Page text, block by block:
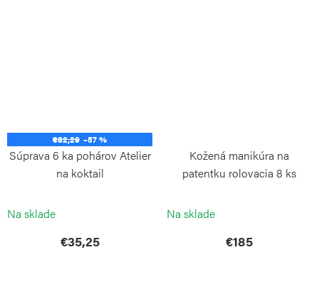
€82,29 –57 %
Súprava 6 ka pohárov Atelier
na koktail
Na sklade
€35,25
Kožená manikúra na
patentku rolovacia 8 ks
Na sklade
€185